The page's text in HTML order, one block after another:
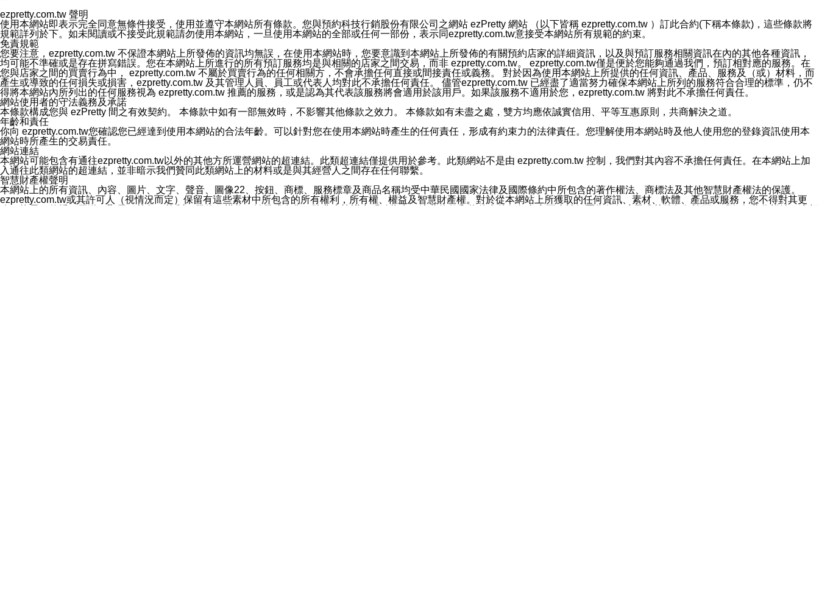
您同意本公司網站，透過您所提供的郵件地址與您取得聯絡並傳送或宣傳本網站各項服務之資料或電子郵件供您參考。您能依照該資料或電子郵件所指示之方法、說明或功能連結，隨時
停止接收這些資料或電子郵件。
十五、訊息通知
本公司/本服務將以通知型訊息傳送重要訊息給您。即使未加入本公司/本服務好友，您仍可接收到通知型訊息。
本公司/本服務傳送之通知型訊息以對您有效且重要的訊息為限，以廣告或其他目的的訊息皆不會被傳送。滿足以下三個條件者，將可收到通知型訊息。
1.LINE 帳號設定的電話號碼與本公司/本服務所傳來的電話號碼比對相符。
2.該 LINE 帳號已在 LINE APP 設定中，同意接收通知型訊息。
3.LINE 帳號未封鎖傳送訊息之 LINE 官方帳號。
欲變更通知型訊息的設定，操作如下：
1.點選「主頁」＞「設定」
2.點選「隱私設定」
3.點選「提供使用資料」
4.點選「LINE通知型訊息」
5.開關「接收LINE通知型訊息」
❗️關閉「接收通知型訊息」後，將不會接收到來自任何企業官方帳號或認證官方帳號的通知型訊息。
ezpretty.com.tw 聲明
使用本網站即表示完全同意無條件接受，使用並遵守本網站所有條款。您與預約科技行銷股份有限公司之網站 ezPretty 網站 （以下皆稱 ezpretty.com.tw ）訂此合約(下稱本條款)，這些條款將
規範詳列於下。如未閱讀或不接受此規範請勿使用本網站，一旦使用本網站的全部或任何一部份，表示同ezpretty.com.tw意接受本網站所有規範的約束。
免責規範
您要注意，ezpretty.com.tw 不保證本網站上所發佈的資訊均無誤，在使用本網站時，您要意識到本網站上所發佈的有關預約店家的詳細資訊，以及與預訂服務相關資訊在內的其他各種資訊，
均可能不準確或是存在拼寫錯誤。您在本網站上所進行的所有預訂服務均是與相關的店家之間交易，而非 ezpretty.com.tw。 ezpretty.com.tw僅是便於您能夠通過我們，預訂相對應的服務。在
您與店家之間的買賣行為中， ezpretty.com.tw 不屬於買賣行為的任何相關方，不會承擔任何直接或間接責任或義務。 對於因為使用本網站上所提供的任何資訊、產品、服務及（或）材料，而
產生或導致的任何損失或損害，ezpretty.com.tw 及其管理人員、員工或代表人均對此不承擔任何責任。 儘管ezpretty.com.tw 已經盡了適當努力確保本網站上所列的服務符合合理的標準，仍不
得將本網站內所列出的任何服務視為 ezpretty.com.tw 推薦的服務，或是認為其代表該服務將會適用於該用戶。如果該服務不適用於您，ezpretty.com.tw 將對此不承擔任何責任。
網站使用者的守法義務及承諾
本條款構成您與 ezPretty 間之有效契約。 本條款中如有一部無效時，不影響其他條款之效力。 本條款如有未盡之處，雙方均應依誠實信用、平等互惠原則，共商解決之道。
年齡和責任
你向 ezpretty.com.tw您確認您已經達到使用本網站的合法年齡。可以針對您在使用本網站時產生的任何責任，形成有約束力的法律責任。您理解使用本網站時及他人使用您的登錄資訊使用本
網站時所產生的交易責任。
網站連結
本網站可能包含有通往ezpretty.com.tw以外的其他方所運營網站的超連結。此類超連結僅提供用於參考。此類網站不是由 ezpretty.com.tw 控制，我們對其內容不承擔任何責任。在本網站上加
入通往此類網站的超連結，並非暗示我們贊同此類網站上的材料或是與其經營人之間存在任何聯繫。
智慧財產權聲明
本網站上的所有資訊、內容、圖片、文字、聲音、圖像22、按鈕、商標、服務標章及商品名稱均受中華民國國家法律及國際條約中所包含的著作權法、商標法及其他智慧財產權法的保護。
ezpretty.com.tw或其許可人（視情況而定）保留有這些素材中所包含的所有權利，所有權、權益及智慧財產權。對於從本網站上所獲取的任何資訊、素材、軟體、產品或服務，您不得對其更